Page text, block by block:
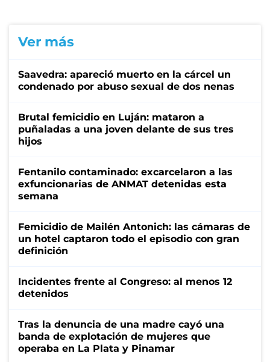
Ver más
Saavedra: apareció muerto en la cárcel un
condenado por abuso sexual de dos nenas
Brutal femicidio en Luján: mataron a
puñaladas a una joven delante de sus tres
hijos
Fentanilo contaminado: excarcelaron a las
exfuncionarias de ANMAT detenidas esta
semana
Femicidio de Mailén Antonich: las cámaras de
un hotel captaron todo el episodio con gran
definición
Incidentes frente al Congreso: al menos 12
detenidos
Tras la denuncia de una madre cayó una
banda de explotación de mujeres que
operaba en La Plata y Pinamar